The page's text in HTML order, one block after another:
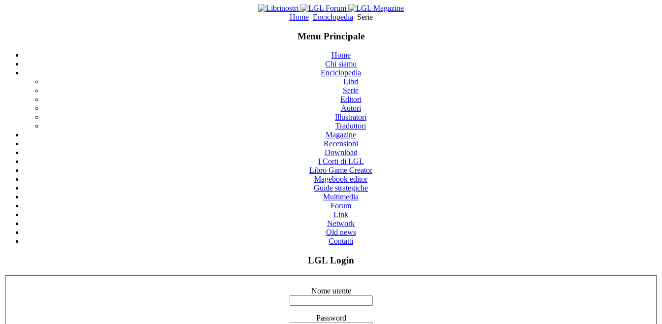
Home Enciclopedia Serie
Menu Principale
Home
Chi siamo
Enciclopedia
Libri
Serie
Editori
Autori
Illustratori
Traduttori
Magazine
Recensioni
Download
I Corti di LGL
Libro Game Creator
Magebook editor
Guide strategiche
Multimedia
Forum
Link
Network
Old news
Contatti
LGL Login
Nome utente
Password